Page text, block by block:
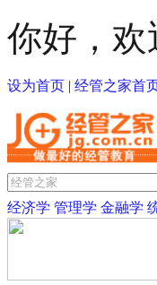
你好，欢
设为首页 | 经管之家首
经济学 管理学 金融学